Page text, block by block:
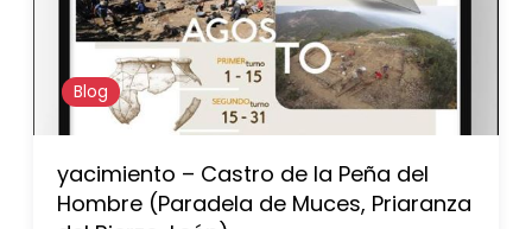
Blog
yacimiento – Castro de la Peña del
Hombre (Paradela de Muces, Priaranza